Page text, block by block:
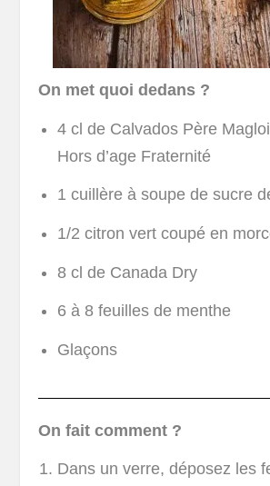
On met quoi dedans ?
4 cl de Calvados Père
Hors d’age Fraternité
1 cuillère à soupe de sucre
1/2 citron vert coupé en
8 cl de Canada Dry
6 à 8 feuilles de menthe
Glaçons
On fait comment ?
Dans un verre, déposez les